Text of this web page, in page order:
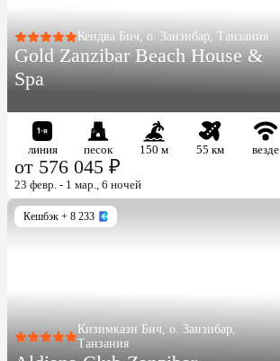
Кендва Бич, о. Занзибар, Танзания
Gold Zanzibar Beach House &
Spa
линия песок 150 м 55 км везде
от 576 045 ₽
23 февр. - 1 мар., 6 ночей
Кешбэк + 8 233
Кизимкази Бич, о. Занзибар,
Танзания